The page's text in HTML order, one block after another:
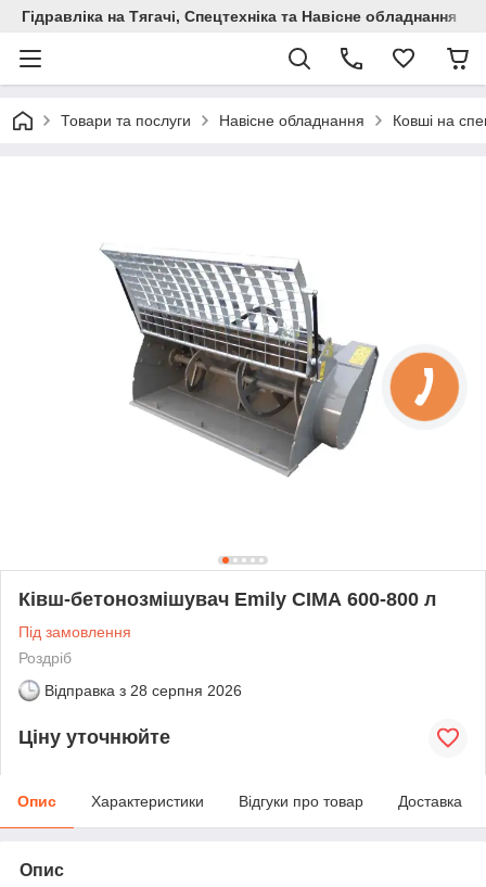
Гідравліка на Тягачі, Спецтехніка та Навісне обладнання
Товари та послуги Навісне обладнання Ковші на
Ківш-бетонозмішувач Emily СІМА 600-800 л
Під замовлення
Роздріб
Відправка з 28 серпня 2026
Ціну уточнюйте
Опис Характеристики Відгуки про товар Доставка
Опис